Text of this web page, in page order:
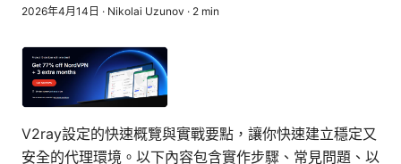
2026年4月14日 · Nikolai Uzunov · 2 min
V2ray設定的快速概覽與實戰要點，讓你快速建立穩定又
安全的代理環境。以下內容包含實作步驟、常見問題、以